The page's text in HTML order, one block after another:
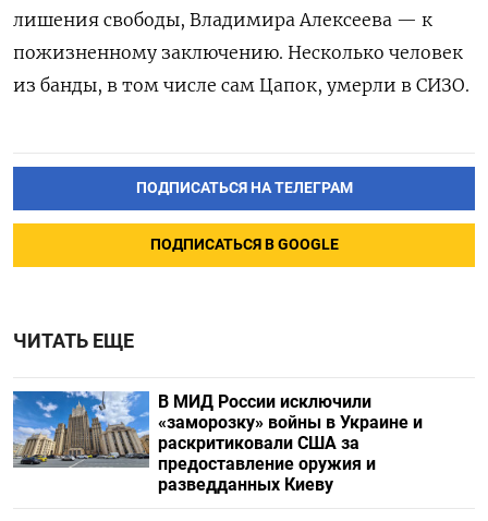
лишения свободы, Владимира Алексеева — к
пожизненному заключению. Несколько человек
из банды, в том числе сам Цапок, умерли в СИЗО.
ПОДПИСАТЬСЯ НА ТЕЛЕГРАМ
ПОДПИСАТЬСЯ В GOOGLE
ЧИТАТЬ ЕЩЕ
В МИД России исключили
«заморозку» войны в Украине и
раскритиковали США за
предоставление оружия и
разведданных Киеву